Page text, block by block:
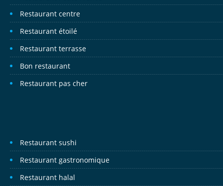
Restaurant centre
Restaurant étoilé
Restaurant terrasse
Bon restaurant
Restaurant pas cher
Restaurant sushi
Restaurant gastronomique
Restaurant halal